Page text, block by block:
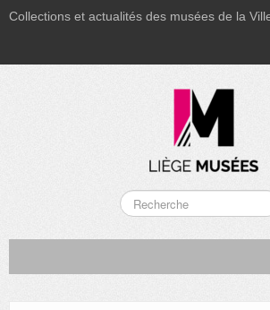
Collections et actualités des musées de la